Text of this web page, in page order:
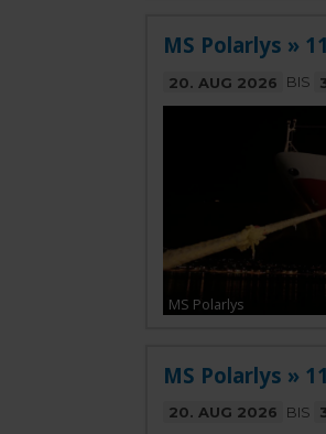
MS Polarlys »
20. AUG 2026 BIS
MS Polarlys
MS Polarlys »
20. AUG 2026 BIS